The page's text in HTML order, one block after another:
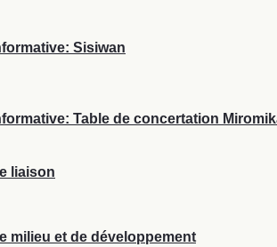
Sisiwan
Table de concertation
liaison
milieu et de développement